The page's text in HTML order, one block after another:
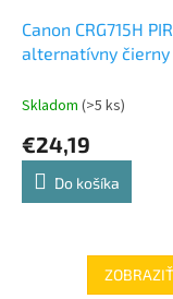
Canon CRG715H
alternatívny
Skladom (>5 ks)
€24,19
Do košíka